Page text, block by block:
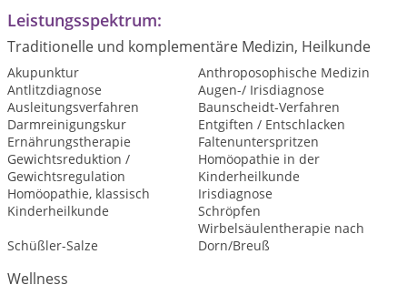
Leistungsspektrum:
Traditionelle und komplementäre Medizin, Heilkunde
Akupunktur
Anthroposophische Medizin
Antlitzdiagnose
Augen-/ Irisdiagnose
Ausleitungsverfahren
Baunscheidt-Verfahren
Darmreinigungskur
Entgiften / Entschlacken
Ernährungstherapie
Faltenunterspritzen
Gewichtsreduktion /
Gewichtsregulation
Homöopathie in der
Kinderheilkunde
Homöopathie, klassisch
Irisdiagnose
Kinderheilkunde
Schröpfen
Schüßler-Salze
Wirbelsäulentherapie nach
Dorn/Breuß
Wellness